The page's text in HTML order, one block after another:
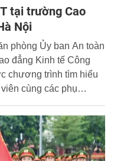
tại trường Cao
Nội
phòng Ủy ban An toàn
đẳng Kinh tế Công
chương trình tìm hiểu
cùng các phụ
giao xe cho người
tiện tham gia giao
Phiên toàn giả định”.